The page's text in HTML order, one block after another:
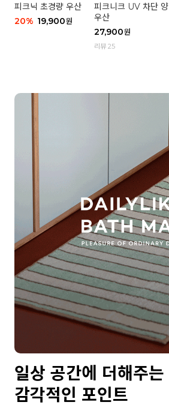
피크닉 초경량 우산
20% 19,900원
피크니크 UV 차단 양
우산
27,900원
리뷰 25
일상 공간에 더해주는
감각적인 포인트